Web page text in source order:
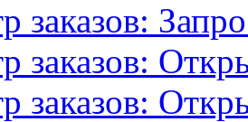
заказов:
заказов:
заказов: